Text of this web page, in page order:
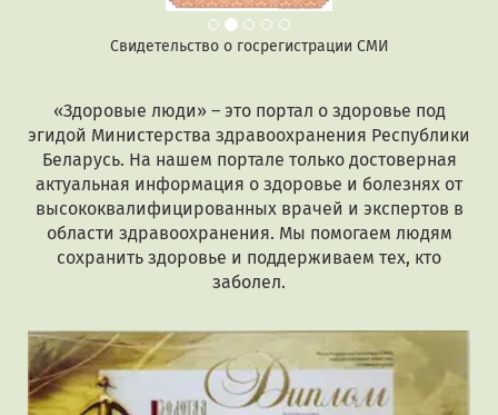
Свидетельство о госрегистрации СМИ
«Здоровые люди» – это портал о здоровье под
эгидой Министерства здравоохранения Республики
Беларусь. На нашем портале только достоверная
актуальная информация о здоровье и болезнях от
высококвалифицированных врачей и экспертов в
области здравоохранения. Мы помогаем людям
сохранить здоровье и поддерживаем тех, кто
заболел.